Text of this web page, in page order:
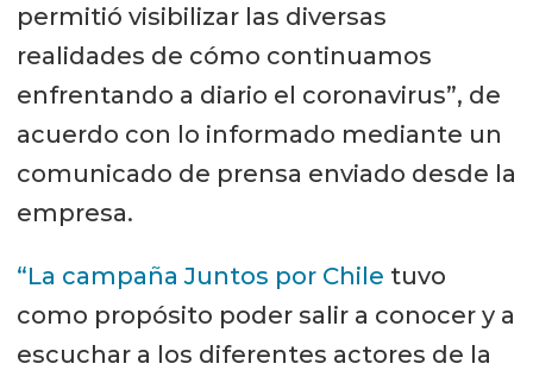
permitió visibilizar las diversas
realidades de cómo continuamos
enfrentando a diario el coronavirus”, de
acuerdo con lo informado mediante un
comunicado de prensa enviado desde la
empresa.
“La campaña Juntos por Chile tuvo
como propósito poder salir a conocer y a
escuchar a los diferentes actores de la